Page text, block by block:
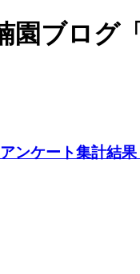
ブログ
ンケート集計結果